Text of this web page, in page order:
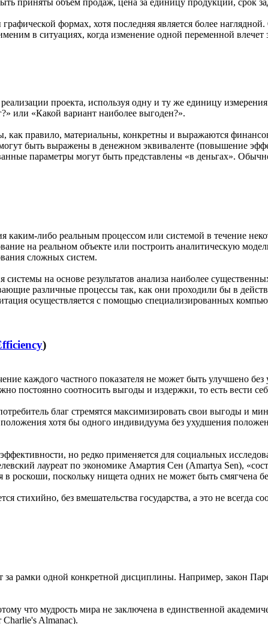
формах, хотя последняя является более
в ситуациях, когда изменение одной переменной влечет
проекта, используя одну и ту же единицу
или «Какой вариант наиболее выгоден?».
как правило, материальны, конкретны и выражаются
быть выражены в денежном эквиваленте (повышение
параметры могут быть представлены «в деньгах».
каким-либо реальным процессом или системой в течение
на реальном объекте или построить аналитическую
сложных систем.
на основе результатов анализа наиболее
различные процессы так, как они проходили бы в
осуществляется с помощью специализированных
)
каждого частного показателя не может быть улучшено
постоянно соотносить выгоды и издержки, то есть вести
благ стремятся максимизировать свои выгоды и
хотя бы одного индивидуума без ухудшения
но редко применяется для социальных
лауреат по экономике Амартия Сен (Amartya Sen),
в роскоши, поскольку нищета одних не может быть смягчена
стихийно, без вмешательства государства, а это не всегда
рамки одной конкретной дисциплины. Например, закон
что мудрость мира не заключена в единственной
Almanac).